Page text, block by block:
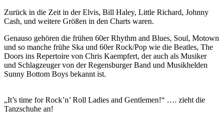
Zurück in die Zeit in der Elvis, Bill Haley, Little Richard, Johnny
Cash, und weitere Größen in den Charts waren.
Genauso gehören die frühen 60er Rhythm and Blues, Soul, Motown
und so manche frühe Ska und 60er Rock/Pop wie die Beatles, The
Doors ins Repertoire von Chris Kaempfert, der auch als Musiker
und Schlagzeuger von der Regensburger Band und Musikhelden
Sunny Bottom Boys bekannt ist.
„It’s time for Rock’n’ Roll Ladies and Gentlemen!“ …. zieht die
Tanzschuhe an!